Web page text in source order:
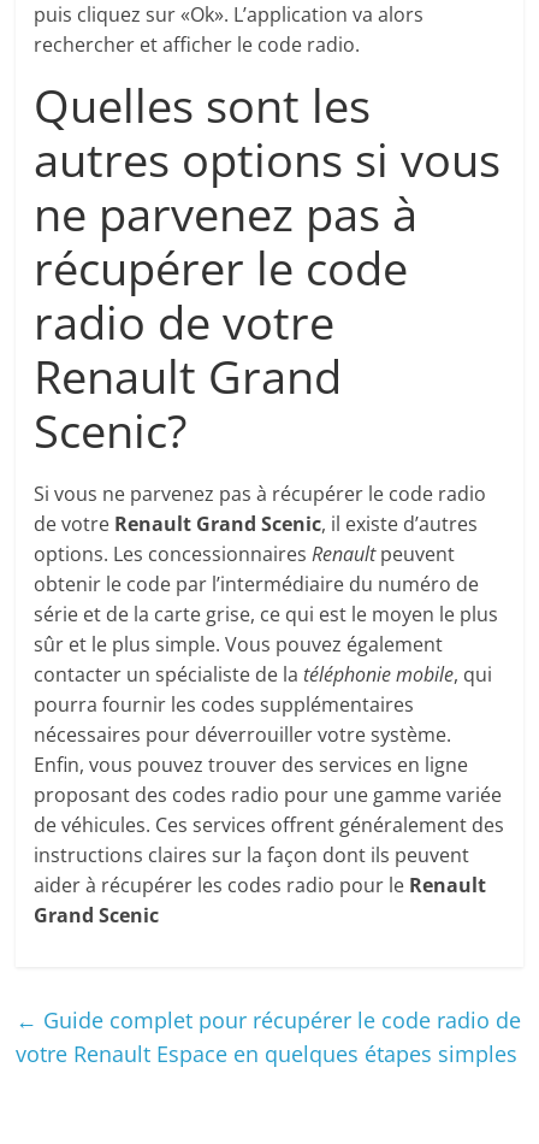
puis cliquez sur «Ok». L’application va alors
rechercher et afficher le code radio.
Quelles sont les
autres options si vous
ne parvenez pas à
récupérer le code
radio de votre
Renault Grand
Scenic?
Si vous ne parvenez pas à récupérer le code radio
de votre Renault Grand Scenic, il existe d’autres
options. Les concessionnairesRenaultpeuvent
obtenir le code par l’intermédiaire du numéro de
série et de la carte grise, ce qui est le moyen le plus
sûr et le plus simple. Vous pouvez également
contacter un spécialiste de la téléphonie mobile, qui
pourra fournir les codes supplémentaires
nécessaires pour déverrouiller votre système.
Enfin, vous pouvez trouver des services en ligne
proposant des codes radio pour une gamme variée
de véhicules. Ces services offrent généralement des
instructions claires sur la façon dont ils peuvent
aider à récupérer les codes radio pour le Renault
Grand Scenic
← Guide complet pour récupérer le code radio de
votre Renault Espace en quelques étapes simples